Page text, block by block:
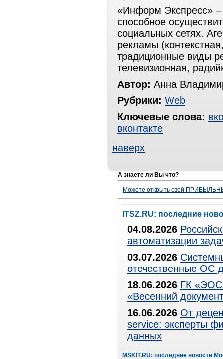
«Информ Экспресс» –
способное
социальных сетях.
рекламы
традиционные виды
телевизионная,
Автор: Анна
Рубрики: Web
Ключевые слова:
вконтакте
наверх
А знаете ли Вы что?
Можете открыть свой
ITSZ.RU: последние
04.08.2026
автоматизации
03.07.2026
отечественные ОС
18.06.2026 ГК
«Весенний
16.06.2026 От
service: эксперты
данных
MSKIT.RU: последние новости